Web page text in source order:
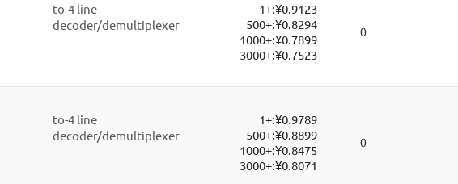
to-4 line
decoder/demultiplexer
1+:¥0.9123
500+:¥0.8294
1000+:¥0.7899
3000+:¥0.7523
0
to-4 line
decoder/demultiplexer
1+:¥0.9789
500+:¥0.8899
1000+:¥0.8475
3000+:¥0.8071
0